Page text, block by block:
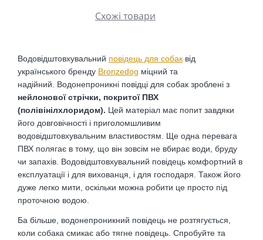
Схожі товари
Водовідштовхувальний повідець для собак від
українського бренду Bronzedog міцний та
надійний. Водонепроникні повідці для собак зроблені з
нейлонової стрічки, покритої ПВХ
(полівінілхлоридом). Цей матеріал має попит завдяки
його довговічності і приголомшливим
водовідштовхувальним властивостям. Ще одна перевага
ПВХ полягає в тому, що він зовсім не вбирає води, бруду
чи запахів. Водовідштовхувальний повідець комфортний в
експлуатації і для вихованця, і для господаря. Також його
дуже легко мити, оскільки можна робити це просто під
проточною водою.
Ба більше, водонепроникний повідець не розтягується,
коли собака смикає або тягне повідець. Спробуйте та